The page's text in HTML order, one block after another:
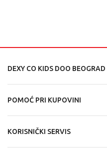
DEXY CO KIDS DOO BEOGRAD
POMOĆ PRI KUPOVINI
KORISNIČKI SERVIS